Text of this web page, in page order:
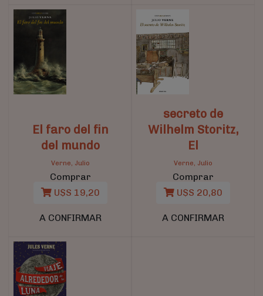
El faro del fin
del mundo
Verne, Julio
Comprar
U$S 19,20
A CONFIRMAR
secreto de
Wilhelm Storitz,
El
Verne, Julio
Comprar
U$S 20,80
A CONFIRMAR